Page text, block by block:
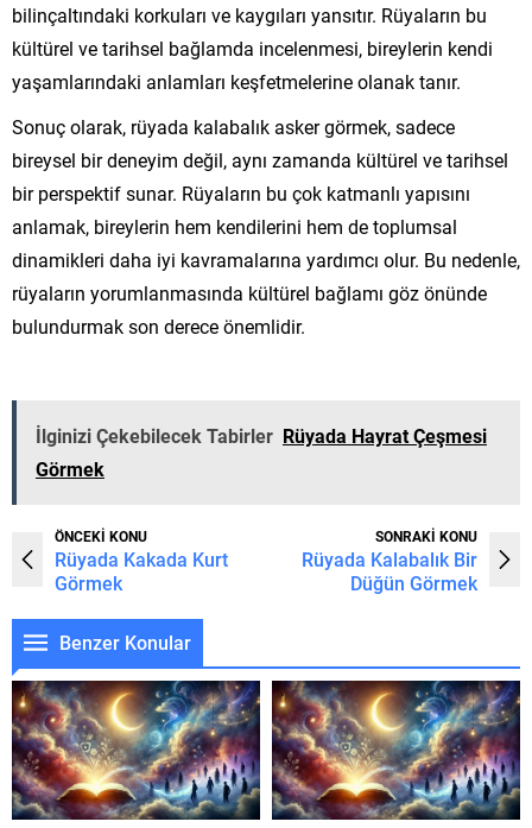
bilinçaltındaki korkuları ve kaygıları yansıtır. Rüyaların bu
kültürel ve tarihsel bağlamda incelenmesi, bireylerin kendi
yaşamlarındaki anlamları keşfetmelerine olanak tanır.
Sonuç olarak, rüyada kalabalık asker görmek, sadece
bireysel bir deneyim değil, aynı zamanda kültürel ve tarihsel
bir perspektif sunar. Rüyaların bu çok katmanlı yapısını
anlamak, bireylerin hem kendilerini hem de toplumsal
dinamikleri daha iyi kavramalarına yardımcı olur. Bu nedenle,
rüyaların yorumlanmasında kültürel bağlamı göz önünde
bulundurmak son derece önemlidir.
İlginizi Çekebilecek Tabirler Rüyada Hayrat Çeşmesi
Görmek
ÖNCEKİ KONU
Rüyada Kakada Kurt
Görmek
SONRAKİ KONU
Rüyada Kalabalık Bir
Düğün Görmek
Benzer Konular